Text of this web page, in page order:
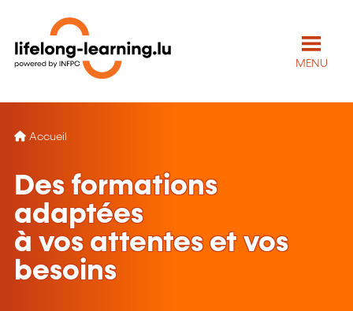
MENU
Accueil
Des formations
adaptées
à vos attentes et vos
besoins